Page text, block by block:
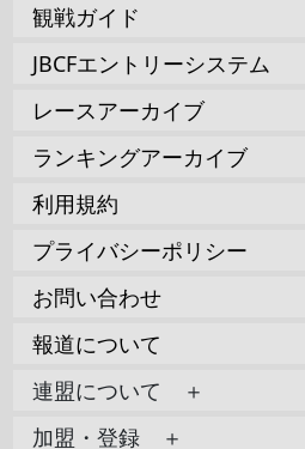
観戦ガイド
JBCFエントリーシステム
レースアーカイブ
ランキングアーカイブ
利用規約
プライバシーポリシー
お問い合わせ
報道について
連盟について ＋
加盟・登録 ＋